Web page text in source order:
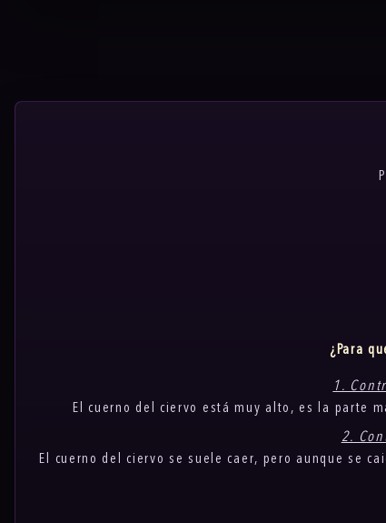
¿Para
1.
El cuerno del ciervo está muy alto, es la parte
2.
El cuerno del ciervo se suele caer, pero aunque se